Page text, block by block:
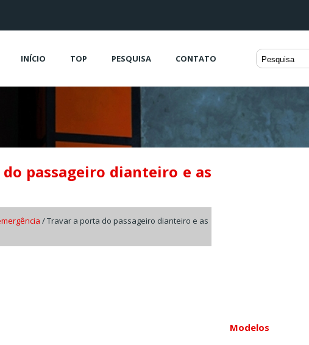
INÍCIO TOP PESQUISA CONTATO
passageiro dianteiro e as
/ Travar a porta do passageiro dianteiro e as
Modelos